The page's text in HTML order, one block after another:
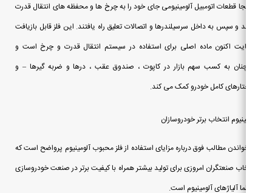
قطعات اتومبیل آلومینیومی جای خود را به چرخ ها و محفظه های انتقال قدرت
و سپس به داخل سرسیلندرها و اتصالات تعلیق راه یافتند. این فلز قابل بازیافت
اکنون ماده اصلی برای استفاده در سیستم انتقال قدرت و چرخ است و
به کسب سهم بازار در کاپوت ، صندوق عقب ، درها و ضربه گیرها – و
کامل خودرو کمک می کند.
انتخاب برتر خودروسازان
مطالب فوق درباره مزایای استفاده از فلز محبوب آلومینیوم پرواضح است که
صنعتگران امروزی برای تولید بیشتر همراه با کیفیت برتر در صنعت خودروسازی
آلیاژهای آلومینیوم است.